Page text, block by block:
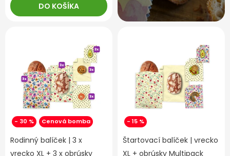
DO KOŠÍKA
- 30 % Cenová bomba
Rodinný balíček | 3 x
vrecko XL + 3 x obrúsky
- 15 %
Štartovací balíček | vrecko
XL + obrúsky Multipack